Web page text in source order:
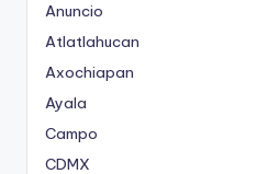
Anuncio
Atlatlahucan
Axochiapan
Ayala
Campo
CDMX